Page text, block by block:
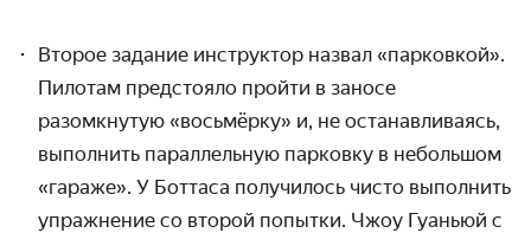
Второе задание инструктор назвал «парковкой».
Пилотам предстояло пройти в заносе
разомкнутую «восьмёрку» и, не останавливаясь,
выполнить параллельную парковку в небольшом
«гараже». У Боттаса получилось чисто выполнить
упражнение со второй попытки. Чжоу Гуаньюй с